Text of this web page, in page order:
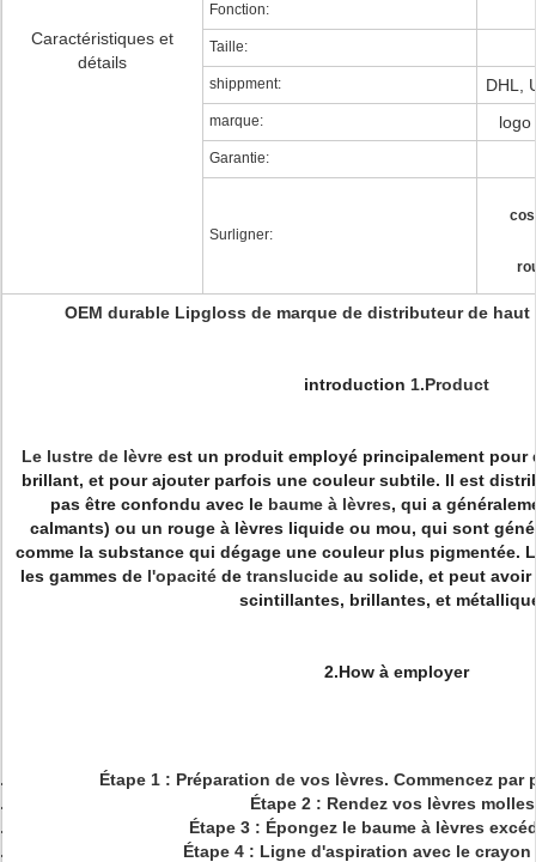
Caractéristiques et
détails
Fonction:
Taille:
shippment: DHL,
marque: logo
Garantie:
Surligner:
OEM durable Lipgloss de marque de distributeur de
introduction 1.Product
Le lustre de lèvre est un produit employé principalement pour
brillant, et pour ajouter parfois une couleur subtile. Il est
pas être confondu avec lebaume à lèvres, qui a
calmants) ou un rouge à lèvres liquide ou mou, qui sont
comme la substance qui dégage une couleur plus pigmentée.
les gammes de l'opacité de translucide au solide, et peut
scintillantes, brillantes, et
2.How à employer
Étape 1 : Préparation de vos lèvres. Commencez par
Étape 2 : Rendez vos lèvres
Étape 3 : Épongez le baume à lèvres
Étape 4 : Ligne d'aspiration avec le